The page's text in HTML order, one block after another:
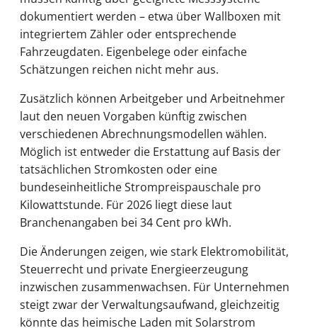
dokumentiert werden – etwa über Wallboxen mit
integriertem Zähler oder entsprechende
Fahrzeugdaten. Eigenbelege oder einfache
Schätzungen reichen nicht mehr aus.
Zusätzlich können Arbeitgeber und Arbeitnehmer
laut den neuen Vorgaben künftig zwischen
verschiedenen Abrechnungsmodellen wählen.
Möglich ist entweder die Erstattung auf Basis der
tatsächlichen Stromkosten oder eine
bundeseinheitliche Strompreispauschale pro
Kilowattstunde. Für 2026 liegt diese laut
Branchenangaben bei 34 Cent pro kWh.
Die Änderungen zeigen, wie stark Elektromobilität,
Steuerrecht und private Energieerzeugung
inzwischen zusammenwachsen. Für Unternehmen
steigt zwar der Verwaltungsaufwand, gleichzeitig
könnte das heimische Laden mit Solarstrom